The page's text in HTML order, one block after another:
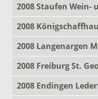
2008 Staufen Wein-
2008
2008 Langenargen
2008 Freiburg St.
2008 Endingen